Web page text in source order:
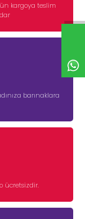
kargoya teslim
barınaklara
ücretsizdir.